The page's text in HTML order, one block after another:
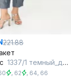
221.88
1337/1 темный_деним
, 62 , 64, 66